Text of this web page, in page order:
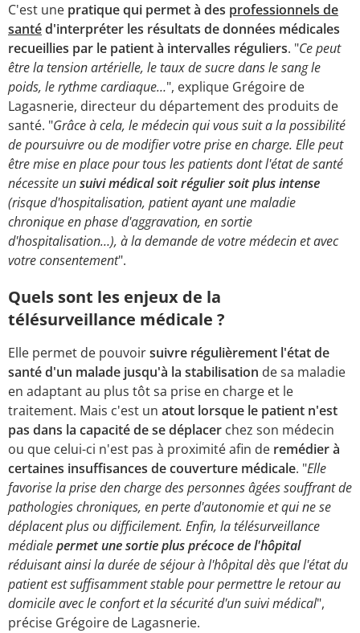
C'est une pratique qui permet à des professionnels de
santéd'interpréter les résultats de données médicales
recueillies par le patient à intervalles réguliers. "Ce peut
être la tension artérielle, le taux de sucre dans le sang le
poids, le rythme cardiaque…", explique Grégoire de
Lagasnerie, directeur du département des produits de
santé. "Grâce à cela, le médecin qui vous suit a la possibilité
de poursuivre ou de modifier votre prise en charge. Elle peut
être mise en place pour tous les patients dont l'état de santé
nécessite unsuivi médical soit régulier soit plus intense
(risque d'hospitalisation, patient ayant une maladie
chronique en phase d'aggravation, en sortie
d'hospitalisation…), à la demande de votre médecin et avec
votre consentement".
Quels sont les enjeux de la
télésurveillance médicale ?
Elle permet de pouvoirsuivre régulièrement l'état de
santé d'un malade jusqu'à la stabilisation de sa maladie
en adaptant au plus tôt sa prise en charge et le
traitement. Mais c'est un atout lorsque le patient n'est
pas dans la capacité de se déplacer chez son médecin
ou que celui-ci n'est pas à proximité afin de remédier à
certaines insuffisances de couverture médicale. "Elle
favorise la prise den charge des personnes âgées souffrant de
pathologies chroniques, en perte d'autonomie et qui ne se
déplacent plus ou difficilement. Enfin, la télésurveillance
médialepermet une sortie plus précoce de l'hôpital
réduisant ainsi la durée de séjour à l'hôpital dès que l'état du
patient est suffisamment stable pour permettre le retour au
domicile avec le confort et la sécurité d'un suivi médical",
précise Grégoire de Lagasnerie.